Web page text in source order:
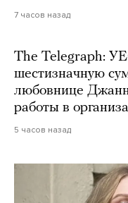
7 часов назад
The Telegraph:
шестизначную
любовнице
работы в
5 часов назад